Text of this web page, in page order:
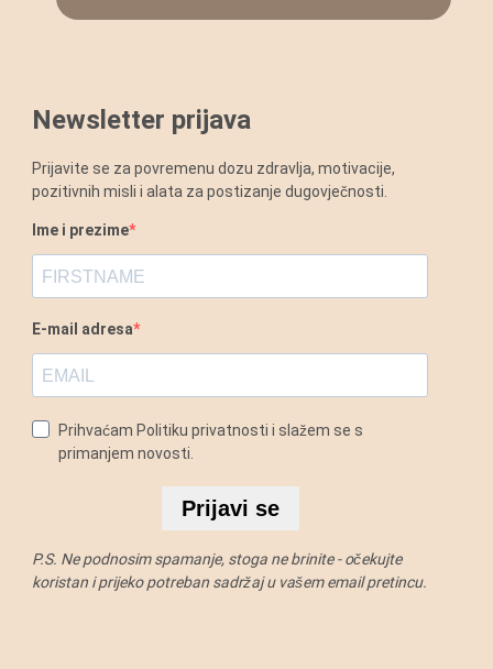
Newsletter prijava
Prijavite se za povremenu dozu zdravlja, motivacije,
pozitivnih misli i alata za postizanje dugovječnosti.
Ime i prezime
E-mail adresa
Prihvaćam Politiku privatnosti i slažem se s
primanjem novosti.
Prijavi se
P.S. Ne podnosim spamanje, stoga ne brinite - očekujte
koristan i prijeko potreban sadržaj u vašem email pretincu.